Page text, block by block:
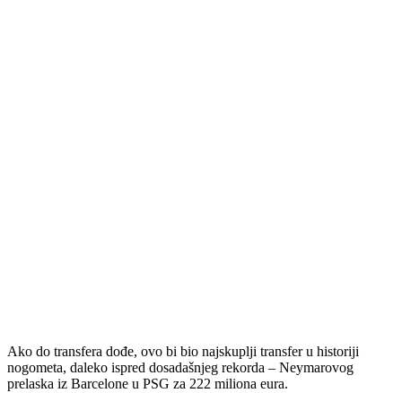
Ako do transfera dođe, ovo bi bio najskuplji transfer u historiji
nogometa, daleko ispred dosadašnjeg rekorda – Neymarovog
prelaska iz Barcelone u PSG za 222 miliona eura.